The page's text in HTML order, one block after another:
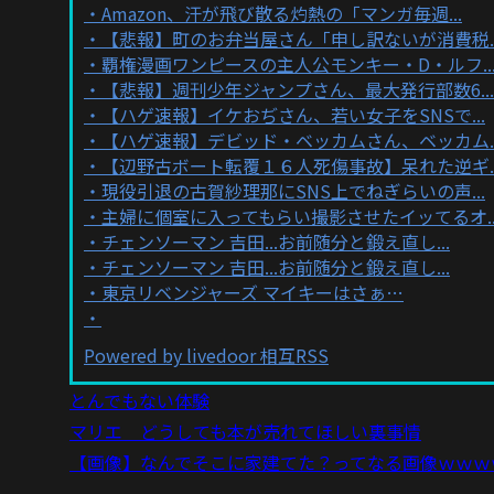
Amazon、汗が飛び散る灼熱の「マンガ毎週...
【悲報】町のお弁当屋さん「申し訳ないが消費税
覇権漫画ワンピースの主人公モンキー・D・ルフ...
【悲報】週刊少年ジャンプさん、最大発行部数6...
【ハゲ速報】イケおぢさん、若い女子をSNSで...
【ハゲ速報】デビッド・ベッカムさん、ベッカム
【辺野古ボート転覆１６人死傷事故】呆れた逆ギ
現役引退の古賀紗理那にSNS上でねぎらいの声...
主婦に個室に入ってもらい撮影させたイッてるオ
チェンソーマン 吉田...お前随分と鍛え直し...
チェンソーマン 吉田...お前随分と鍛え直し...
東京リベンジャーズ マイキーはさぁ…
Powered by livedoor 相互RSS
とんでもない体験
マリエ どうしても本が売れてほしい裏事情
【画像】なんでそこに家建てた？ってなる画像ｗｗ